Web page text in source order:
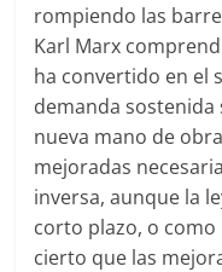
rompiendo las
Karl Marx
ha convertido en el
demanda
nueva mano de
mejoradas
inversa, aunque la
corto plazo, o como
cierto que las